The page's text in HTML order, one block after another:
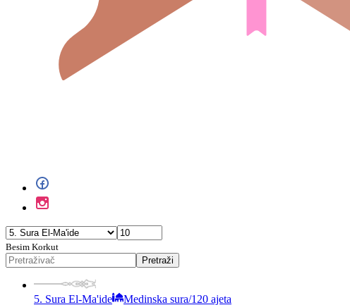
Besim Korkut
Pretraži
5. Sura El-Ma'ide Medinska sura/120 ajeta